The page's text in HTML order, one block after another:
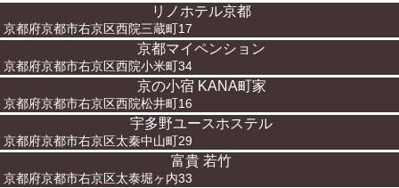
リノホテル京都
京都府京都市右京区西院三蔵町17
京都マイペンション
京都府京都市右京区西院小米町34
京の小宿 KANA町家
京都府京都市右京区西院松井町16
宇多野ユースホステル
京都府京都市右京区太秦中山町29
富貴 若竹
京都府京都市右京区太泰堀ヶ内33